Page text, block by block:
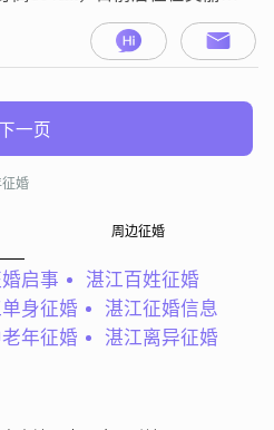
我拥有大学本科学
一家不错的公司工作，月收
到12000元之间##3002##我
我相信真诚是人际交往
诚
下一页
婚
周边征婚
启事
湛江百姓征婚
身征婚
湛江征婚信息
年征婚 湛江离异征婚